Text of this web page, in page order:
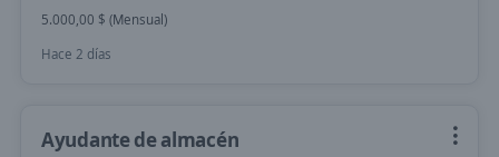
5.000,00 $ (Mensual)
Hace 2 días
Ayudante de almacén